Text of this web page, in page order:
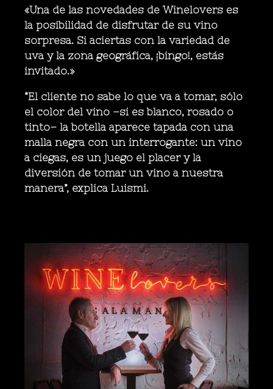
«Una de las novedades de Winelovers es
la posibilidad de disfrutar de su vino
sorpresa. Si aciertas con la variedad de
uva y la zona geográfica, ¡bingo!, estás
invitado.»
“El cliente no sabe lo que va a tomar, sólo
el color del vino –si es blanco, rosado o
tinto– la botella aparece tapada con una
malla negra con un interrogante: un vino
a ciegas, es un juego el placer y la
diversión de tomar un vino a nuestra
manera”, explica Luismi.